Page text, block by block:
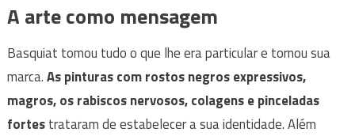
A arte como mensagem
Basquiat tomou tudo o que lhe era particular e tornou sua
marca.As pinturas com rostos negros expressivos,
magros, os rabiscos nervosos, colagens e pinceladas
fortestrataram de estabelecer a sua identidade. Além